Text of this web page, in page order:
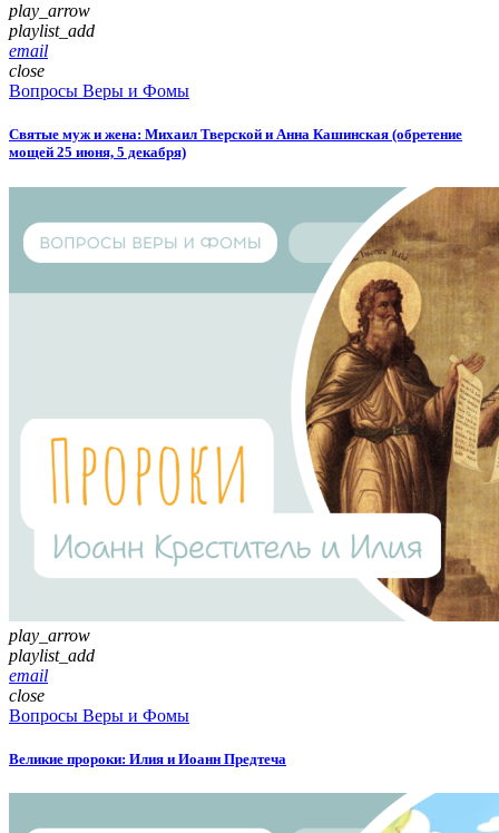
play_arrow
playlist_add
email
close
Вопросы Веры и Фомы
Святые муж и жена: Михаил Тверской и Анна Кашинская (обретение
мощей 25 июня, 5 декабря)
play_arrow
playlist_add
email
close
Вопросы Веры и Фомы
Великие пророки: Илия и Иоанн Предтеча